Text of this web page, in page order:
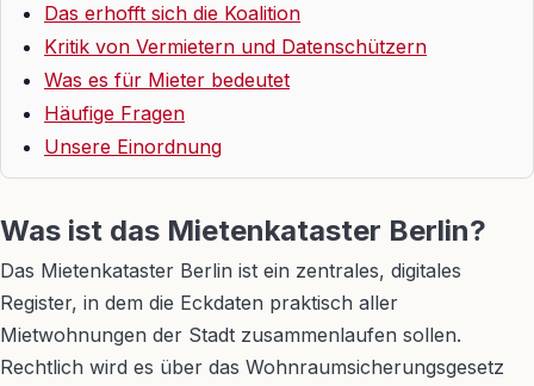
Das erhofft sich die Koalition
Kritik von Vermietern und Datenschützern
Was es für Mieter bedeutet
Häufige Fragen
Unsere Einordnung
Was ist das Mietenkataster Berlin?
Das Mietenkataster Berlin ist ein zentrales, digitales
Register, in dem die Eckdaten praktisch aller
Mietwohnungen der Stadt zusammenlaufen sollen.
Rechtlich wird es über das Wohnraumsicherungsgesetz